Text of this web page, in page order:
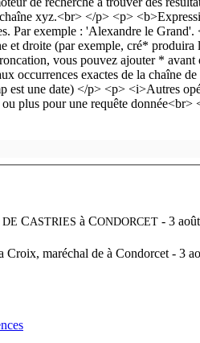
CASTRIES à CONDORCET - 3
maréchal de à Condorcet - 3